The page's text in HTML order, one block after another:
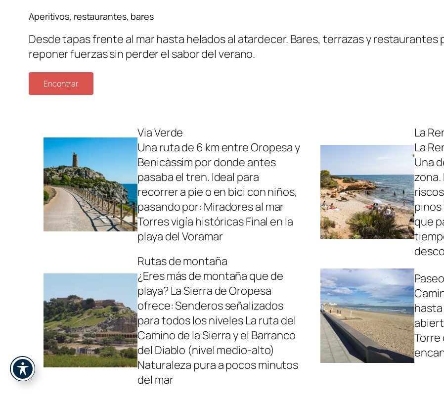
Aperitivos, restaurantes, bares
Desde tapas frente al mar hasta helados al atardecer. Bares, terrazas y
reponer fuerzas sin perder el sabor del verano.
Encontrar
Via Verde
Una ruta de 6 km entre Oropesa y
Benicàssim por donde antes
pasaba el tren. Ideal para
recorrer a pie o en bici con niños,
pasando por: Miradores al mar
Torres vigía históricas Final en la
playa del Voramar
Rutas de montaña
¿Eres más de montaña que de
playa? La Sierra de Oropesa
ofrece: Senderos señalizados
para todos los niveles La ruta del
Camino de la Sierra y el Barranco
del Diablo (nivel medio-alto)
Naturaleza pura a pocos minutos
del mar
La
La
Una
zona.
que
Torre